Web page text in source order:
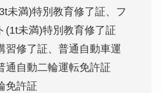
未満)特別教育修了証、フ
(1t未満)特別教育修了証
習修了証、普通自動車運
通自動二輪運転免許証
免許証